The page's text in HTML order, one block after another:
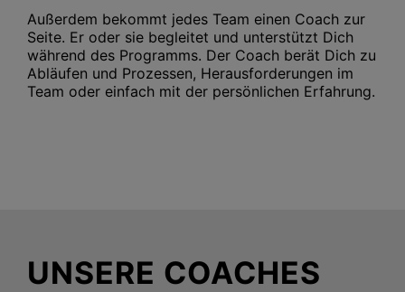
Außerdem bekommt jedes Team einen Coach zur
Seite. Er oder sie begleitet und unterstützt Dich
während des Programms. Der Coach berät Dich zu
Abläufen und Prozessen, Herausforderungen im
Team oder einfach mit der persönlichen Erfahrung.
UNSERE COACHES